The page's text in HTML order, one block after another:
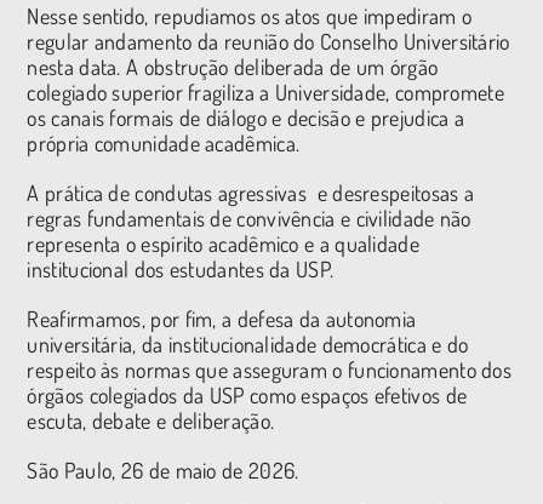
Nesse sentido, repudiamos os atos que impediram o
regular andamento da reunião do Conselho Universitário
nesta data. A obstrução deliberada de um órgão
colegiado superior fragiliza a Universidade, compromete
os canais formais de diálogo e decisão e prejudica a
própria comunidade acadêmica.
A prática de condutas agressivas e desrespeitosas a
regras fundamentais de convivência e civilidade não
representa o espírito acadêmico e a qualidade
institucional dos estudantes da USP.
Reafirmamos, por fim, a defesa da autonomia
universitária, da institucionalidade democrática e do
respeito às normas que asseguram o funcionamento dos
órgãos colegiados da USP como espaços efetivos de
escuta, debate e deliberação.
São Paulo, 26 de maio de 2026.